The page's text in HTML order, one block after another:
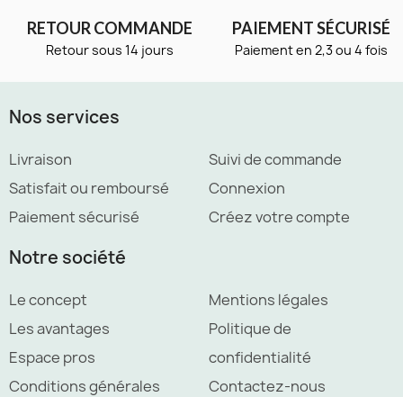
RETOUR COMMANDE
Retour sous 14 jours
PAIEMENT SÉCURISÉ
Paiement en 2,3 ou 4 fois
Nos services
Livraison
Satisfait ou remboursé
Paiement sécurisé
Suivi de commande
Connexion
Créez votre compte
Notre société
Le concept
Les avantages
Espace pros
Conditions générales
Mentions légales
Politique de
confidentialité
Contactez-nous